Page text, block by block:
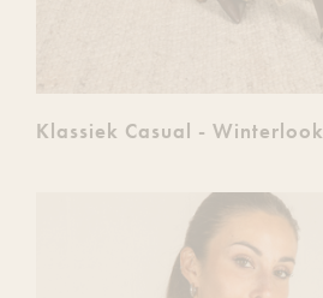
Klassiek Casual - Winterlook